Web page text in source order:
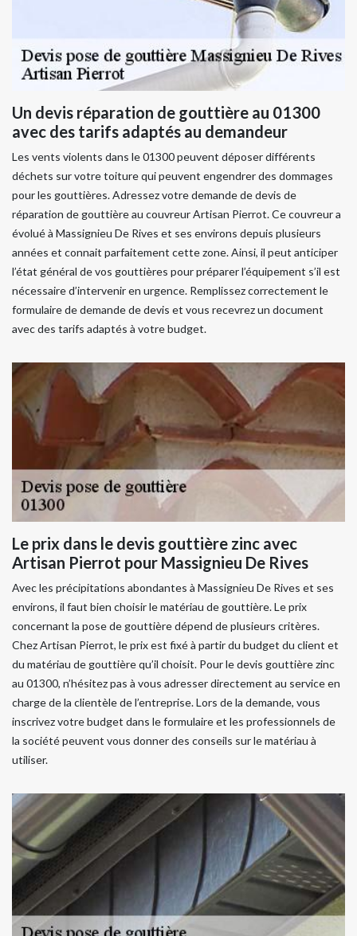
Un devis réparation de gouttière au 01300
avec des tarifs adaptés au demandeur
Les vents violents dans le 01300 peuvent déposer différents
déchets sur votre toiture qui peuvent engendrer des dommages
pour les gouttières. Adressez votre demande de devis de
réparation de gouttière au couvreur Artisan Pierrot. Ce couvreur a
évolué à Massignieu De Rives et ses environs depuis plusieurs
années et connait parfaitement cette zone. Ainsi, il peut anticiper
l’état général de vos gouttières pour préparer l’équipement s’il est
nécessaire d’intervenir en urgence. Remplissez correctement le
formulaire de demande de devis et vous recevrez un document
avec des tarifs adaptés à votre budget.
Le prix dans le devis gouttière zinc avec
Artisan Pierrot pour Massignieu De Rives
Avec les précipitations abondantes à Massignieu De Rives et ses
environs, il faut bien choisir le matériau de gouttière. Le prix
concernant la pose de gouttière dépend de plusieurs critères.
Chez Artisan Pierrot, le prix est fixé à partir du budget du client et
du matériau de gouttière qu’il choisit. Pour le devis gouttière zinc
au 01300, n’hésitez pas à vous adresser directement au service en
charge de la clientèle de l’entreprise. Lors de la demande, vous
inscrivez votre budget dans le formulaire et les professionnels de
la société peuvent vous donner des conseils sur le matériau à
utiliser.